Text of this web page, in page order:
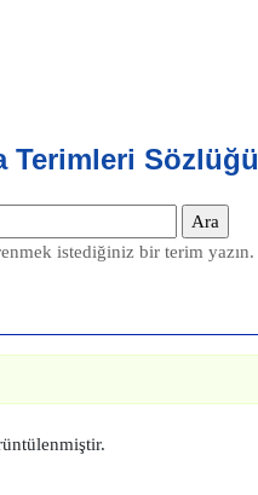
Terimleri Sözlüğü
istediğiniz bir terim yazın.